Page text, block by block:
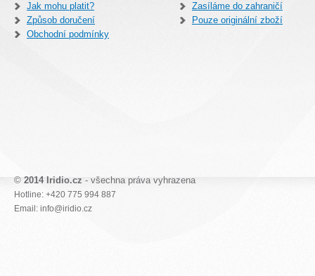
Jak mohu platit?
Způsob doručení
Obchodní podmínky
Zasíláme do zahraničí
Pouze originální zboží
© 2014 Iridio.cz - všechna práva vyhrazena
Hotline: +420 775 994 887
Email: info@iridio.cz